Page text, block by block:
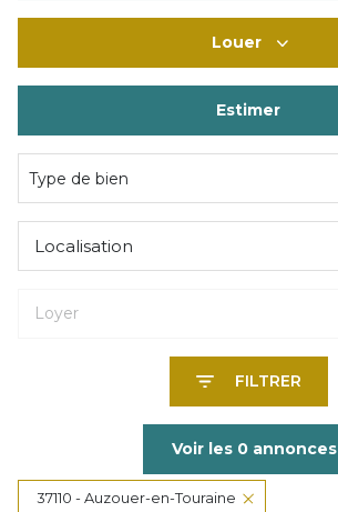
De l'immo pro
Louer
De l'immo pro
Estimer
Type de bien
Localisation
Loyer
FILTRER
Voir les 0annonces
37110 - Auzouer-en-Touraine